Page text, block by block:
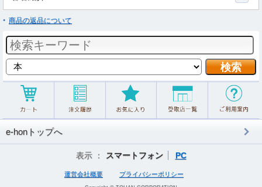
商品の返品について
e-honトップへ
表示 ： スマートフォン PC
運営会社概要 プライバシーポリシー